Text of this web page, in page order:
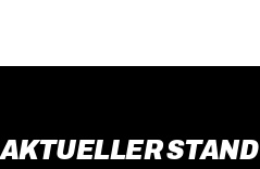
AKTUELLER STAND